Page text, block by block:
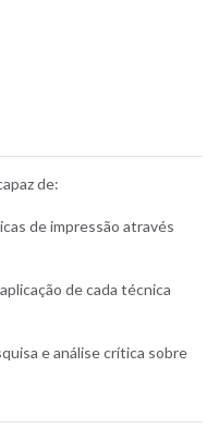
de:
de impressão através
de cada técnica
e análise crítica sobre